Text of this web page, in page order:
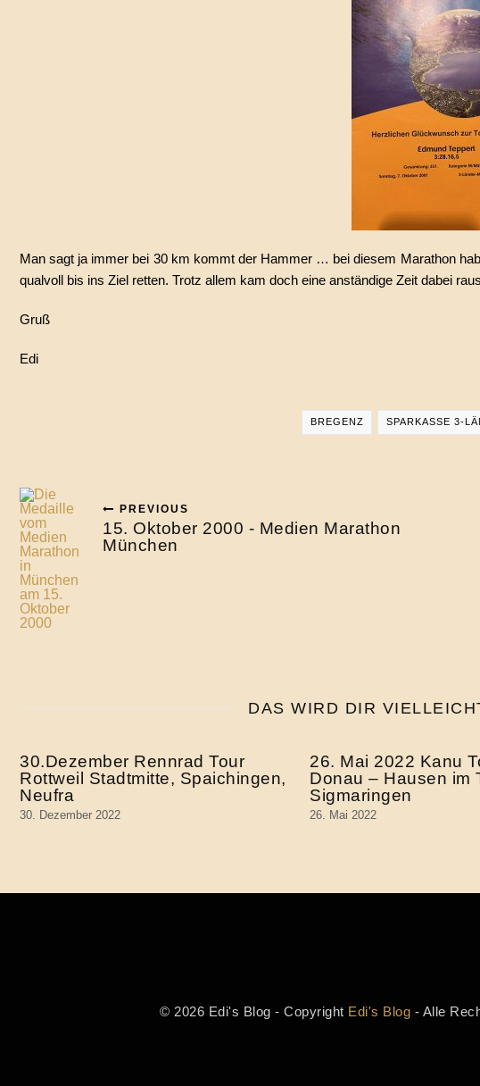
Man sagt ja immer bei 30 km kommt der Hammer … bei diesem Marathon
qualvoll bis ins Ziel retten. Trotz allem kam doch eine anständige Zeit dabei
Gruß
Edi
BREGENZ SPARKASSE 3-
PREVIOUS
15. Oktober 2000 - Medien Marathon
München
DAS WIRD DIR
30.Dezember Rennrad Tour
Rottweil Stadtmitte, Spaichingen,
Neufra
30. Dezember 2022
26. Mai 2022 Kanu
Donau – Hausen im
Sigmaringen
26. Mai 2022
© 2026 Edi's Blog - Copyright Edi's Blog - Alle